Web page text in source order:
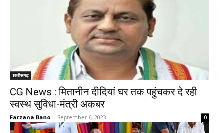
छत्तीसगढ़
CG News : मितानीन दीदियां घर तक पहुंचकर दे रही
स्वस्थ सुविधा-मंत्री अकबर
Farzana Bano - September 6, 2023 0